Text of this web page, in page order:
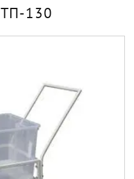
ТП-130